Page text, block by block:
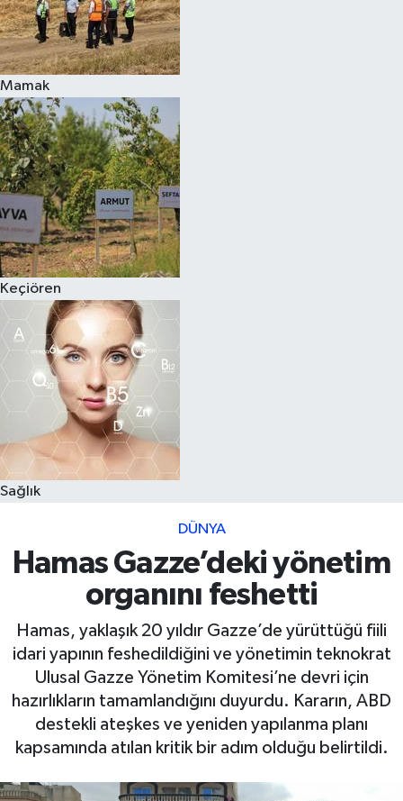
Mamak
Keçiören
Sağlık
DÜNYA
Hamas Gazze’deki yönetim
organını feshetti
Hamas, yaklaşık 20 yıldır Gazze’de yürüttüğü fiili
idari yapının feshedildiğini ve yönetimin teknokrat
Ulusal Gazze Yönetim Komitesi’ne devri için
hazırlıkların tamamlandığını duyurdu. Kararın, ABD
destekli ateşkes ve yeniden yapılanma planı
kapsamında atılan kritik bir adım olduğu belirtildi.